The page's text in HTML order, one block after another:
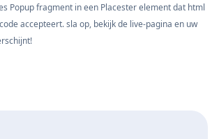
Popup fragment in een Placester element dat html
accepteert. sla op, bekijk de live-pagina en uw